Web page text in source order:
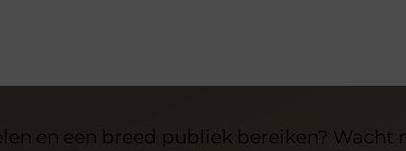
en een breed publiek bereiken? Wacht